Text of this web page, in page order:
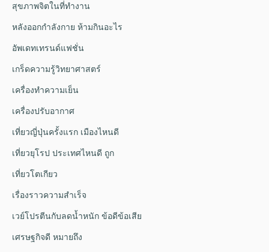
สุขภาพจิตในที่ทำงาน
หลังออกกําลังกาย ห้ามกินอะไร
อัพเดทเทรนด์แฟชั่น
เกร็ดความรู้วิทยาศาสตร์
เครื่องทำความเย็น
เครื่องปรับอากาศ
เที่ยวญี่ปุ่นครั้งแรก เมืองไหนดี
เที่ยวยุโรป ประเทศไหนดี ถูก
เที่ยวโตเกียว
เรื่องราวความสำเร็จ
เวย์โปรตีนกับลดน้ำหนัก ข้อดีข้อเสีย
เศรษฐกิจดี หมายถึง